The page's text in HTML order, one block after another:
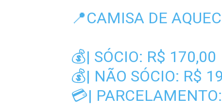
📍CAMISA DE
💰| SÓCIO: R$ 170,00
💰| NÃO SÓCIO: R$
💳|